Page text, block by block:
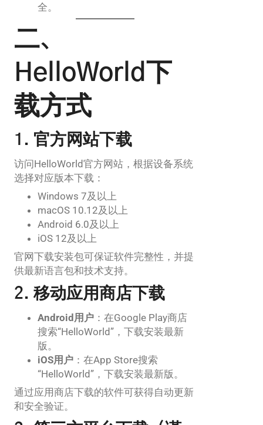
全。
二、
HelloWorld下
载方式
1. 官方网站下载
访问HelloWorld官方网站，根据设备系统
选择对应版本下载：
Windows 7及以上
macOS 10.12及以上
Android 6.0及以上
iOS 12及以上
官网下载安装包可保证软件完整性，并提
供最新语言包和技术支持。
2. 移动应用商店下载
Android用户 ：在Google Play商店
搜索“HelloWorld”，下载安装最新
版。
iOS用户 ：在App Store搜索
“HelloWorld”，下载安装最新版。
通过应用商店下载的软件可获得自动更新
和安全验证。